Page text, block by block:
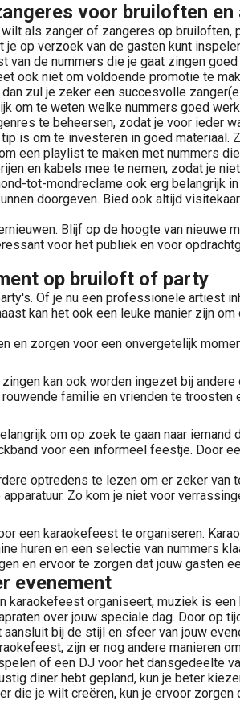
voor bruiloften en
als zanger of zangeres op bruiloften,
op verzoek van de gasten kunt
de nummers die je gaat zingen
ook niet om voldoende promotie te
zul je zeker een succesvolle
om te weten welke nummers goed
te beheersen, zodat je voor ieder
is om te investeren in goed
een playlist te maken met nummers
en kabels mee te nemen, zodat je
tot-mondreclame ook erg belangrijk
doorgeven. Bied ook altijd
Blijf op de hoogte van nieuwe
voor het publiek en voor
op bruiloft of party
Of je nu een professionele artiest
kan het ook een leuke manier zijn
en zorgen voor een onvergetelijk
kan ook worden ingezet bij
familie en vrienden te
om op zoek te gaan naar
voor een informeel feestje. Door
optredens te lezen om er zeker
Zo kom je niet voor
een karaokefeest te organiseren.
huren en een selectie van nummers
en ervoor te zorgen dat jouw gasten
evenement
organiseert, muziek is
over jouw speciale dag. Door op
bij de stijl en sfeer van jouw
zijn er nog andere manieren
of een DJ voor het dansgedeelte
diner hebt gepland, kun je beter
die je wilt creëren, kun je ervoor